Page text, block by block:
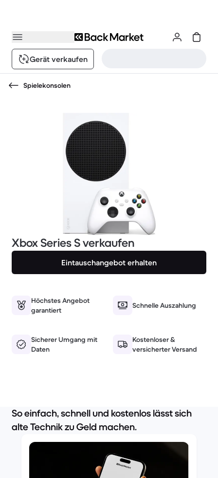
Gerät verkaufen
Spielekonsolen
Xbox Series S verkaufen
Eintauschangebot erhalten
Höchstes Angebot
garantiert
Schnelle Auszahlung
Sicherer Umgang mit
Daten
Kostenloser &
versicherter Versand
So einfach, schnell und kostenlos lässt sich
alte Technik zu Geld machen.